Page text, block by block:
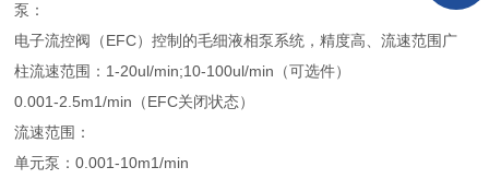
泵：
电子流控阀（EFC）控制的毛细液相泵系统，精度高、流速范围广
柱流速范围：1-20ul/min;10-100ul/min（可选件）
0.001-2.5m1/min（EFC关闭状态）
流速范围：
单元泵：0.001-10m1/min